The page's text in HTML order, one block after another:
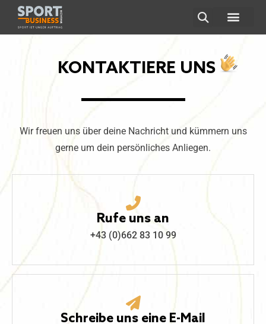
KONTAKTIERE UNS
Wir freuen uns über deine Nachricht und kümmern uns
gerne um dein persönliches Anliegen.
Rufe uns an
+43 (0)662 83 10 99
Schreibe uns eine E-Mail